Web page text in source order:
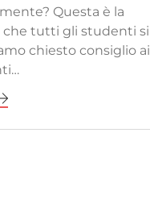
Questa è la
che tutti gli studenti si
chiesto consiglio ai